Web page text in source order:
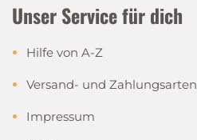
Unser Service für dich
Hilfe von A-Z
Versand- und Zahlungsarten
Impressum